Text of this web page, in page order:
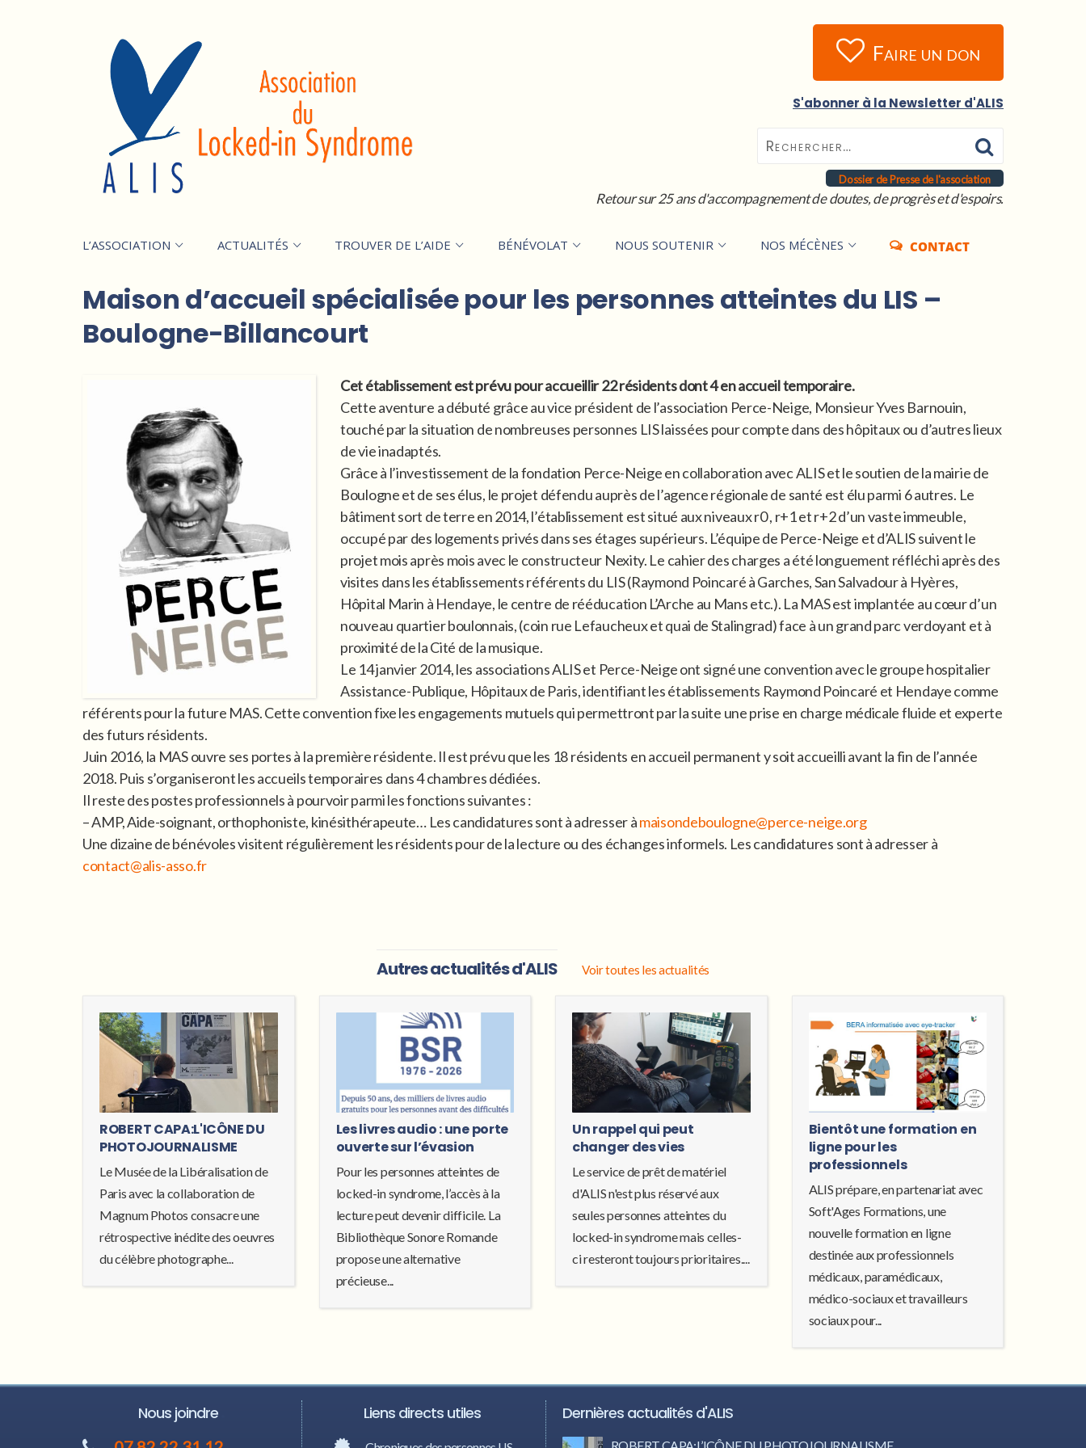
Faire un don
S'abonner à la Newsletter d'ALIS
Dossier de Presse de l'association
Retour sur 25 ans d'accompagnement de doutes, de progrès et d'espoirs.
L’ASSOCIATION ACTUALITÉS TROUVER DE L’AIDE BÉNÉVOLAT NOUS SOUTENIR NOS MÉCÈNES CONTACT
Maison d’accueil spécialisée pour les personnes atteintes du LIS –
Boulogne-Billancourt
Cet établissement est prévu pour accueillir 22 résidents dont 4 en accueil temporaire.
Cette aventure a débuté grâce au vice président de l’association Perce-Neige, Monsieur Yves Barnouin,
touché par la situation de nombreuses personnes LIS laissées pour compte dans des hôpitaux ou d’autres lieux
de vie inadaptés.
Grâce à l’investissement de la fondation Perce-Neige en collaboration avec ALIS et le soutien de la mairie de
Boulogne et de ses élus, le projet défendu auprès de l’agence régionale de santé est élu parmi 6 autres. Le
bâtiment sort de terre en 2014, l’établissement est situé aux niveaux r0 , r+1 et r+2 d’un vaste immeuble,
occupé par des logements privés dans ses étages supérieurs. L’équipe de Perce-Neige et d’ALIS suivent le
projet mois après mois avec le constructeur Nexity. Le cahier des charges a été longuement réfléchi après des
visites dans les établissements référents du LIS (Raymond Poincaré à Garches, San Salvadour à Hyères,
Hôpital Marin à Hendaye, le centre de rééducation L’Arche au Mans etc.). La MAS est implantée au cœur d’un
nouveau quartier boulonnais, (coin rue Lefaucheux et quai de Stalingrad) face à un grand parc verdoyant et à
proximité de la Cité de la musique.
Le 14 janvier 2014, les associations ALIS et Perce-Neige ont signé une convention avec le groupe hospitalier
Assistance-Publique, Hôpitaux de Paris, identifiant les établissements Raymond Poincaré et Hendaye comme
référents pour la future MAS. Cette convention fixe les engagements mutuels qui permettront par la suite une prise en charge médicale fluide et experte
des futurs résidents.
Juin 2016, la MAS ouvre ses portes à la première résidente. Il est prévu que les 18 résidents en accueil permanent y soit accueilli avant la fin de l’année
2018. Puis s’organiseront les accueils temporaires dans 4 chambres dédiées.
Il reste des postes professionnels à pourvoir parmi les fonctions suivantes :
– AMP, Aide-soignant, orthophoniste, kinésithérapeute… Les candidatures sont à adresser àmaisondeboulogne@perce-neige.org
Une dizaine de bénévoles visitent régulièrement les résidents pour de la lecture ou des échanges informels. Les candidatures sont à adresser à
contact@alis-asso.fr
Autres actualités d'ALIS Voir toutes les actualités
ROBERT CAPA:L'ICÔNE DU
PHOTOJOURNALISME
Le Musée de la Libéralisation de
Paris avec la collaboration de
Magnum Photos consacre une
rétrospective inédite des oeuvres
du célèbre photographe...
Les livres audio : une porte
ouverte sur l’évasion
Pour les personnes atteintes de
locked-in syndrome, l’accès à la
lecture peut devenir difficile. La
Bibliothèque Sonore Romande
propose une alternative
précieuse...
Un rappel qui peut
changer des vies
Le service de prêt de matériel
d'ALIS n'est plus réservé aux
seules personnes atteintes du
locked-in syndrome mais celles-
ci resteront toujours prioritaires....
Bientôt une formation en
ligne pour les
professionnels
ALIS prépare, en partenariat avec
Soft'Ages Formations, une
nouvelle formation en ligne
destinée aux professionnels
médicaux, paramédicaux,
médico-sociaux et travailleurs
sociaux pour...
Nous joindre Liens directs utiles Dernières actualités d'ALIS